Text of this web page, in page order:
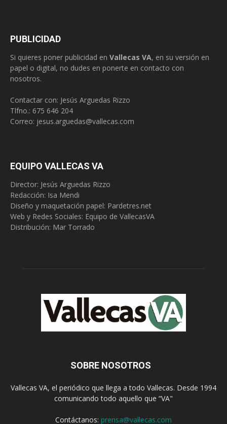
PUBLICIDAD
Si quieres poner publicidad en Vallecas VA, en su versión en
papel o digital, no dudes en ponerte en contacto con
nosotros.
Contactar con: Jesús Arguedas Rizzo
Tlfno.: 675 646 204
Correo: jesus.arguedas@vallecas.com
EQUIPO VALLECAS VA
Director: Jesús Arguedas Rizzo
Redacción: Isa Mendi
Diseño y maquetación papel: Pardetres.net
Web y Redes Sociales: Equipo de VallecasVA
Distribución: Mar Torrado
SOBRE NOSOTROS
Vallecas VA, el periódico que llega a todo Vallecas. Desde 1994
comunicando todo aquello que “VA"
Contáctanos: prensa@vallecas.com